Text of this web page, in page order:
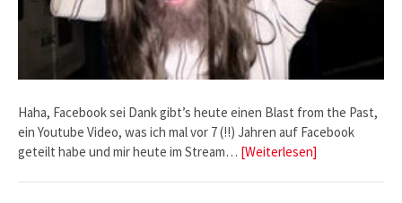
Haha, Facebook sei Dank gibt’s heute einen Blast from the Past,
ein Youtube Video, was ich mal vor 7 (!!) Jahren auf Facebook
geteilt habe und mir heute im Stream… [Weiterlesen]